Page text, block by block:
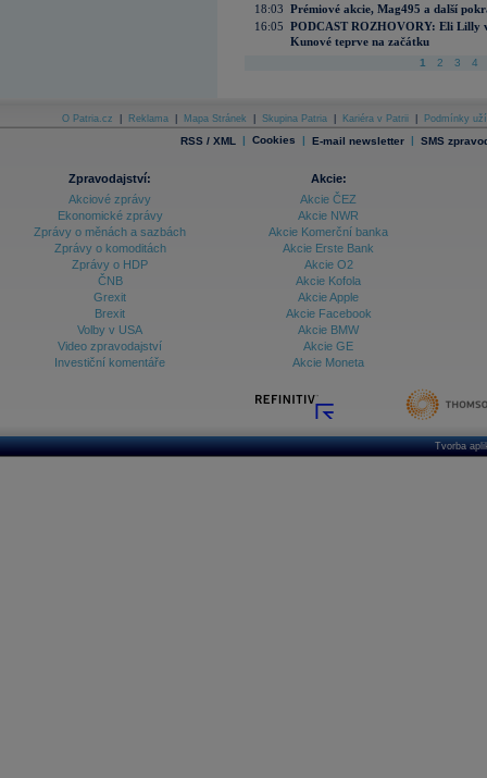
18:03 Prémiové akcie, Mag495 a další
16:05 PODCAST ROZHOVORY: Eli Lilly
Kunové teprve na začátku
1 2 3 4
O Patria.cz Reklama Mapa Stránek Skupina Patria Kariéra v Patrii Podmínky
RSS / XML | Cookies | E-mail newsletter | SMS
Zpravodajství:
Akciové zprávy
Ekonomické zprávy
Zprávy o měnách a sazbách
Zprávy o komoditách
Zprávy o HDP
ČNB
Grexit
Brexit
Volby v USA
Video zpravodajství
Investiční komentáře
Akcie:
Akcie ČEZ
Akcie NWR
Akcie Komerční banka
Akcie Erste Bank
Akcie O2
Akcie Kofola
Akcie Apple
Akcie Facebook
Akcie BMW
Akcie GE
Akcie Moneta
Tvorba